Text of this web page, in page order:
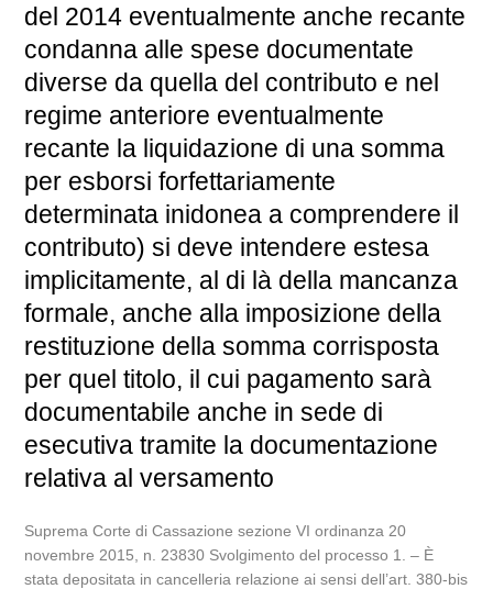
del 2014 eventualmente anche recante
condanna alle spese documentate
diverse da quella del contributo e nel
regime anteriore eventualmente
recante la liquidazione di una somma
per esborsi forfettariamente
determinata inidonea a comprendere il
contributo) si deve intendere estesa
implicitamente, al di là della mancanza
formale, anche alla imposizione della
restituzione della somma corrisposta
per quel titolo, il cui pagamento sarà
documentabile anche in sede di
esecutiva tramite la documentazione
relativa al versamento
Suprema Corte di Cassazione sezione VI ordinanza 20
novembre 2015, n. 23830 Svolgimento del processo 1. – È
stata depositata in cancelleria relazione ai sensi dell’art. 380-bis